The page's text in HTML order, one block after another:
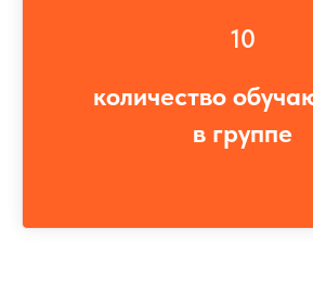
10
количество
в группе